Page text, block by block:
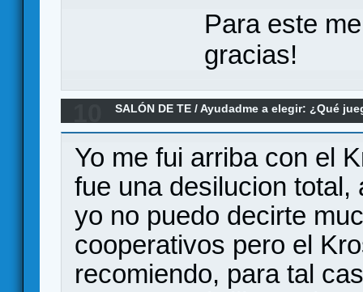
Para este
gracias!
SALÓN DE TE /Ayudadme a elegir: ¿Qué
Yo me fui arriba con el
fue una desilucion
yo no puedo decirte
cooperativos pero el
recomiendo, para tal